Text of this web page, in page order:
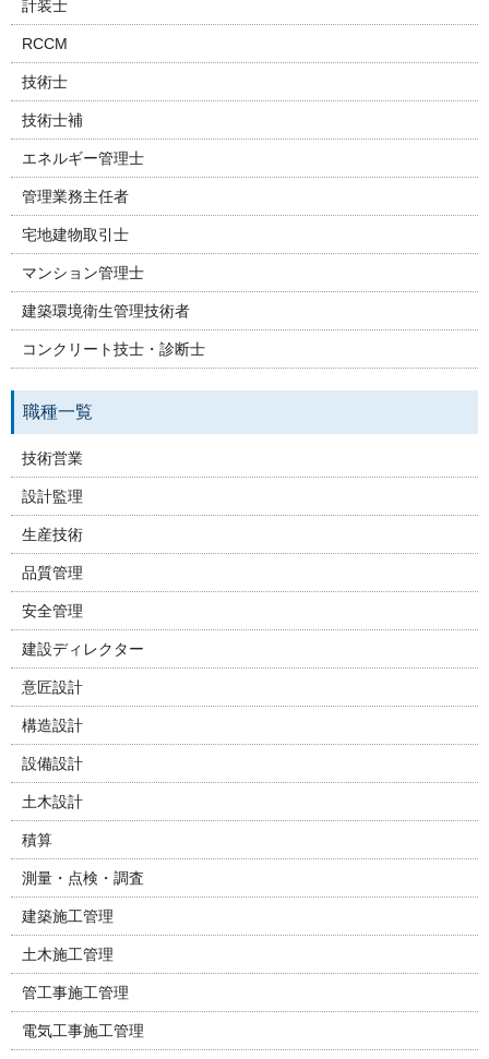
計装士
RCCM
技術士
技術士補
エネルギー管理士
管理業務主任者
宅地建物取引士
マンション管理士
建築環境衛生管理技術者
コンクリート技士・診断士
職種一覧
技術営業
設計監理
生産技術
品質管理
安全管理
建設ディレクター
意匠設計
構造設計
設備設計
土木設計
積算
測量・点検・調査
建築施工管理
土木施工管理
管工事施工管理
電気工事施工管理